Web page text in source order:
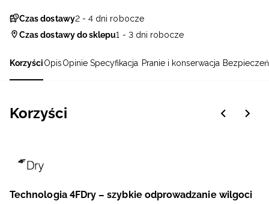
KorzyściOpisOpinie Specyfikacja Pranie i konserwacja
Korzyści
Technologia 4FDry – szybkie odprowadzanie wilgoci
Czas dostawy2 - 4 dni robocze
Czas dostawy do sklepu1 - 3 dni robocze